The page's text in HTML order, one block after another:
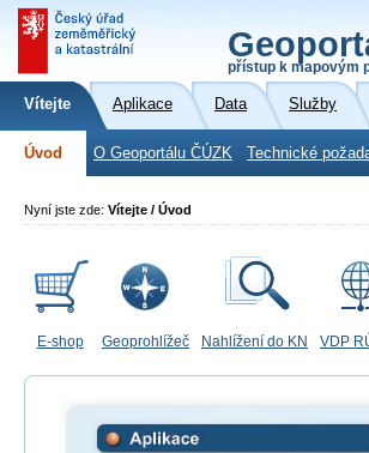
přístup k mapovým
Vítejte Aplikace Data Služby
Úvod O Geoportálu ČÚZK Technické
Nyní jste zde: Vítejte / Úvod
E-shop Geoprohlížeč Nahlížení do KN VDP